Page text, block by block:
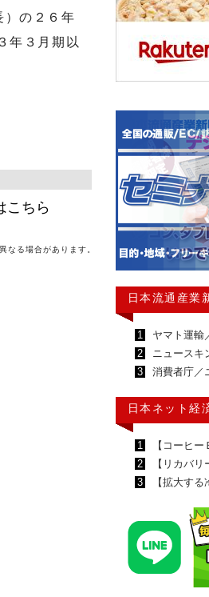
の２６年
年３月期以
こちら
なる場合があります。
日本流通産業
1
ヤマト運輸
2
ニュースキ
3
消費者庁／
日本ネット経
1
【コーヒー
2
【リカバリ
3
【拡大す